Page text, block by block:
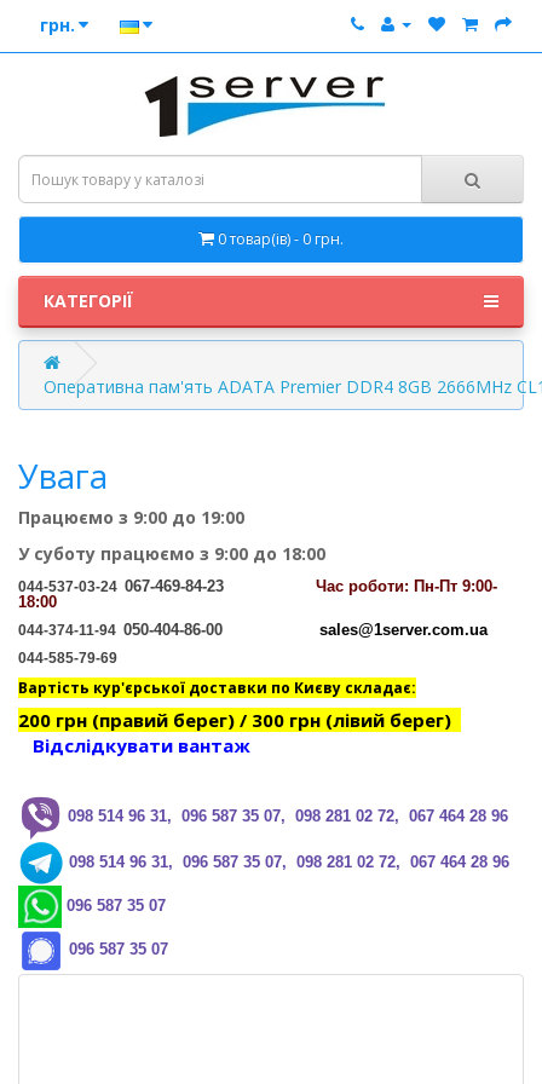
грн.
0 товар(ів) - 0 грн.
КАТЕГОРІЇ
Оперативна пам'ять ADATA Premier DDR4 8GB 2666MHz
Увага
Працюємо з 9:00 до 19:00
У суботу працюємо з 9:00 до 18:00
044-537-03-24 067-469-84-23 Час роботи: Пн-Пт 9:00-
18:00
044-374-11-94 050-404-86-00 sales@1server.com.ua
044-585-79-69
Вартість кур'єрської доставки по Києву складає:
200 грн (правий берег) / 300 грн (лівий берег)
Відслідкувати вантаж
098 514 96 31, 096 587 35 07, 098 281 02 72, 067 464 28 96
098 514 96 31, 096 587 35 07, 098 281 02 72, 067 464 28 96
096 587 35 07
096 587 35 07